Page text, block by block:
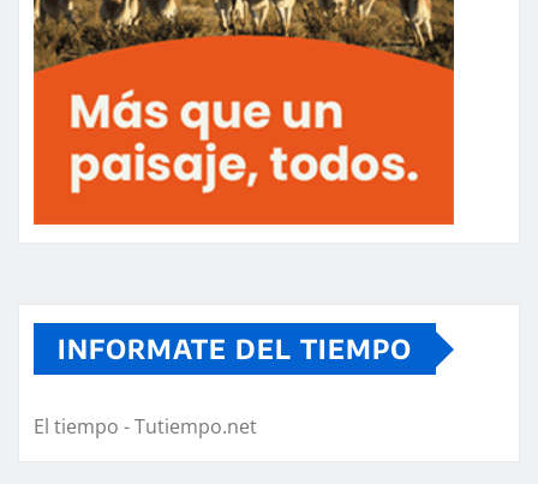
INFORMATE DEL TIEMPO
El tiempo - Tutiempo.net